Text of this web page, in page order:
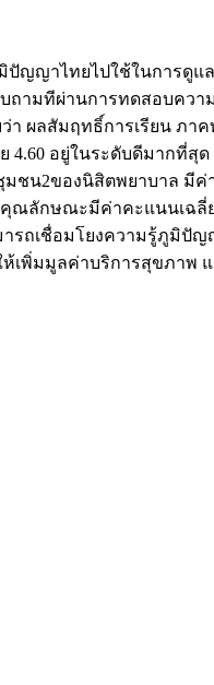
ปัญญาไทยไปใช้ในการดู
ทีผ่านการทดสอบความเชื่
า ผลสัมฤทธิ์การเรียน ภ
4.60 อยู่ในระดับดีมากที่
ของนิสิตพยาบาล มีค่าค
คุณลักษณะมีค่าคะแนนเฉ
รถเชื่อมโยงความรู้ภูมิปั
เพิ่มมูลค่าบริการสุขภาพ